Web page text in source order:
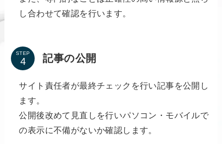
し合わせて確認を行います。
STEP 記事の公開
サイト責任者が最終チェックを行い記事を公開し
ます。
公開後改めて見直しを行いパソコン・モバイルで
の表示に不備がないか確認します。